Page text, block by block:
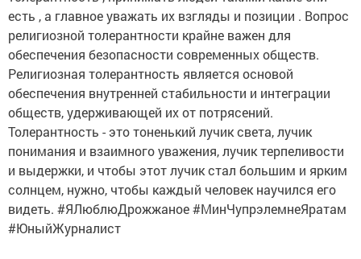
есть , а главное уважать их взгляды и позиции . Вопрос
религиозной толерантности крайне важен для
обеспечения безопасности современных обществ.
Религиозная толерантность является основой
обеспечения внутренней стабильности и интеграции
обществ, удерживающей их от потрясений.
Толерантность - это тоненький лучик света, лучик
понимания и взаимного уважения, лучик терпеливости
и выдержки, и чтобы этот лучик стал большим и ярким
солнцем, нужно, чтобы каждый человек научился его
видеть. #ЯЛюблюДрожжаное #МинЧупрэлемнеЯратам
#ЮныйЖурналист